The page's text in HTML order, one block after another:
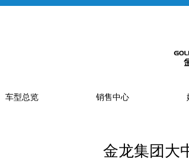
车型总览 销售中心
提车流程
金龙集团大